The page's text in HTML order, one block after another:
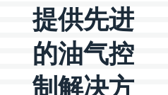
提供先进
的油气控